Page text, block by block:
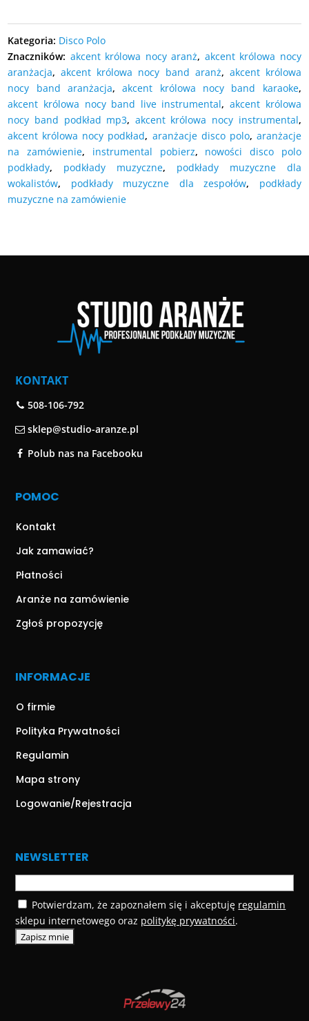
Kategoria: Disco Polo
Znaczników: akcent królowa nocy aranż, akcent królowa nocy
aranżacja,akcent królowa nocy band aranż, akcent królowa
nocy band aranżacja,akcent królowa nocy band karaoke,
akcent królowa nocy band live instrumental,akcent królowa
nocy band podkład mp3, akcent królowa nocy instrumental,
akcent królowa nocy podkład, aranżacje disco polo, aranżacje
na zamówienie, instrumental pobierz, nowości disco polo
podkłady, podkłady muzyczne, podkłady muzyczne dla
wokalistów, podkłady muzyczne dla zespołów, podkłady
muzyczne na zamówienie
KONTAKT
508-106-792
sklep@studio-aranze.pl
Polub nas na Facebooku
POMOC
Kontakt
Jak zamawiać?
Płatności
Aranże na zamówienie
Zgłoś propozycję
INFORMACJE
O firmie
Polityka Prywatności
Regulamin
Mapa strony
Logowanie/Rejestracja
NEWSLETTER
Potwierdzam, że zapoznałem się i akceptuję regulamin
sklepu internetowego oraz politykę prywatności.